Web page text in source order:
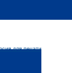
для печати